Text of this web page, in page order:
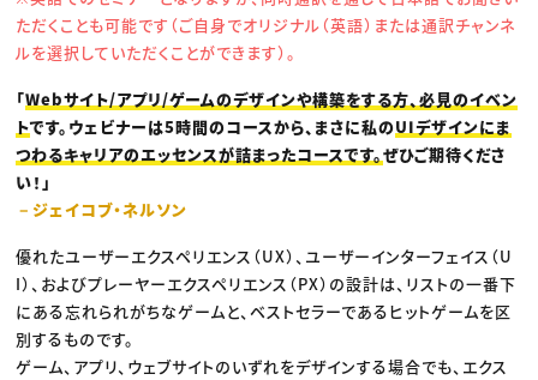
ただくことも可能です（ご自身でオリジナル（英語）または通訳チャンネ
ルを選択していただくことができます）。
「Webサイト/アプリ/ゲームのデザインや構築をする方、必見のイベン
トです。ウェビナーは5時間のコースから、まさに私のUIデザインにま
つわるキャリアのエッセンスが詰まったコースです。ぜひご期待くださ
い！」
－ジェイコブ・ネルソン
優れたユーザーエクスペリエンス（UX）、ユーザーインターフェイス（U
I）、およびプレーヤーエクスペリエンス（PX）の設計は、リストの一番下
にある忘れられがちなゲームと、ベストセラーであるヒットゲームを区
別するものです。
ゲーム、アプリ、ウェブサイトのいずれをデザインする場合でも、エクス